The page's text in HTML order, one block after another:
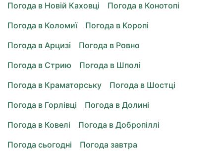
Погода в Новій Каховці
Погода в Конотопі
Погода в Коломиї
Погода в Коропі
Погода в Арцизі
Погода в Ровно
Погода в Стрию
Погода в Шполі
Погода в Краматорську
Погода в Шостці
Погода в Горлівці
Погода в Долині
Погода в Ковелі
Погода в Добропіллі
Погода сьогодні
Погода завтра